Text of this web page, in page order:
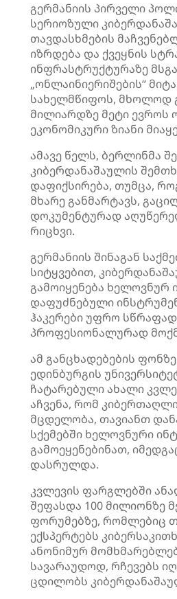
გერმანიის პირველი
სერიოზული
თავდასხმების
იზრდება და ქვეყნის
ინფრასტრუქტურაზე
„ონლაინიერიშების“
სახელმწიფოს, მხოლოდ
მილიარდზე მეტი ევროს
ეკონომიკური ზიანი
ამავე წელს, ბერლინმა
კიბერდანაშაულის
დაფიქსირება, თუმცა,
მხარე განმარტავს,
დოკუმენტურად
რიცხვი.
გერმანიის შინაგან
სიტყვებით,
გამოიყენება ხელოვნურ
დაფუძნებული
ჰაკერები უფრო
პროფესიონალურად
ამ განცხადებების
ედინბურგის
ჩატარებული ახალი
აჩვენა, რომ
მცდელობა, თავიანთ
სქემებში ხელოვნური
გამოეყენებინათ,
დასრულდა.
კვლევის ფარგლებში
შეფასდა 100 მილიონზე
ფორუმებზე, რომლებიც
ექსპერტებს
ანონიმურ
სავარაუდოდ, რჩევებს
ცდილობს